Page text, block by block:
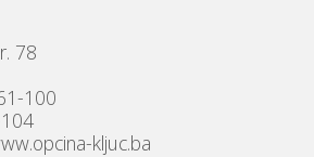
78
100
kljuc.ba